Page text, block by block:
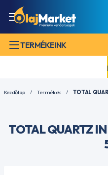
TERMÉKEINK
Kezdőlap Termékek TOTAL
TOTAL QUARTZ